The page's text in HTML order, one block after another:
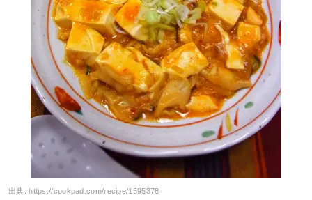
出典:https://cookpad.com/recipe/1595378